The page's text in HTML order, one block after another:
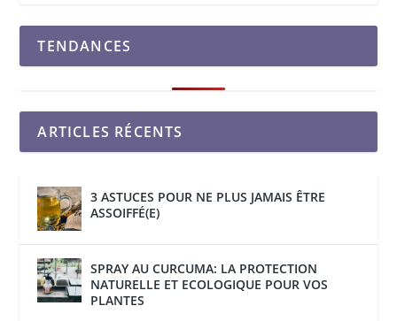
TENDANCES
ARTICLES RÉCENTS
3 ASTUCES POUR NE PLUS JAMAIS ÊTRE
ASSOIFFÉ(E)
SPRAY AU CURCUMA: LA PROTECTION
NATURELLE ET ECOLOGIQUE POUR VOS
PLANTES